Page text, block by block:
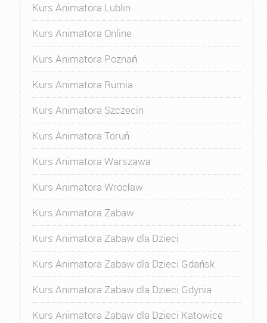
Kurs Animatora Lublin
Kurs Animatora Online
Kurs Animatora Poznań
Kurs Animatora Rumia
Kurs Animatora Szczecin
Kurs Animatora Toruń
Kurs Animatora Warszawa
Kurs Animatora Wrocław
Kurs Animatora Zabaw
Kurs Animatora Zabaw dla Dzieci
Kurs Animatora Zabaw dla Dzieci Gdańsk
Kurs Animatora Zabaw dla Dzieci Gdynia
Kurs Animatora Zabaw dla Dzieci Katowice